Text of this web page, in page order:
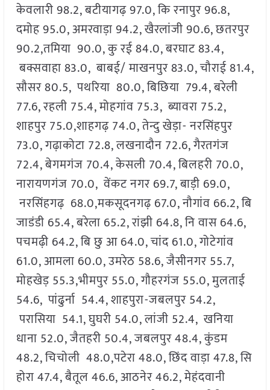
केवलारी 98.2, बटीयागढ़ 97.0, कि रनापुर 96.8,
दमोह 95.0, अमरवाड़ा 94.2, खैरलांजी 90.6, छतरपुर
90.2,तमिया 90.0, कु रई 84.0, बरघाट 83.4,
बक्सवाहा 83.0, बाबई/ माखनपुर 83.0, चौराई 81.4,
सौसर 80.5, पथरिया 80.0, बिछिया 79.4, बरेली
77.6, रहली 75.4, मोहगांव 75.3, ब्यावरा 75.2,
शाहपुर 75.0,शाहगढ़ 74.0, तेन्दु खेड़ा- नरसिंहपुर
73.0, गढ़ाकोटा 72.8, लखनादौन 72.6, गैरतगंज
72.4, बेगमगंज 70.4, केसली 70.4, बिलहरी 70.0,
नारायणगंज 70.0, वेंकट नगर 69.7, बाड़ी 69.0,
नरसिंहगढ़ 68.0,मकसूदनगढ़ 67.0, नौगांव 66.2, बि
जाडंडी 65.4, बरेला 65.2, रांझी 64.8, नि वास 64.6,
पचमढ़ी 64.2, बि छु आ 64.0, चांद 61.0, गोटेगांव
61.0, आमला 60.0, उमरेठ 58.6, जैसीनगर 55.7,
मोहखेड़ 55.3,भीमपुर 55.0, गौहरगंज 55.0, मुलताई
54.6, पांढुर्ना 54.4, शाहपुरा-जबलपुर 54.2,
परासिया 54.1, घुघरी 54.0, लांजी 52.4, खनिया
धाना 52.0, जैतहरी 50.4, जबलपुर 48.4, कुंडम
48.2, चिचोली 48.0,पटेरा 48.0, छिंद वाड़ा 47.8, सि
होरा 47.4, बैतूल 46.6, आठनेर 46.2, मेहंदवानी